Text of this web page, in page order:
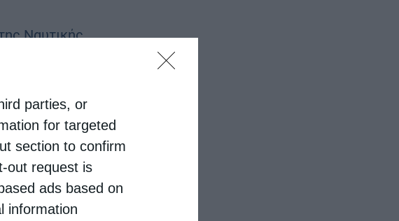
parties, or
for targeted
section to confirm
out request is
ads based on
information
Ναυτικής
στα
του
τη